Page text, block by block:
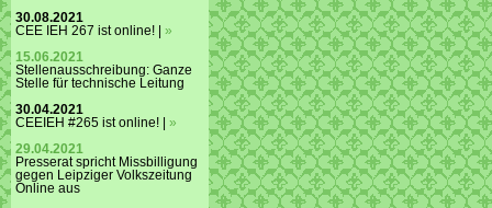
30.08.2021
CEE IEH 267 ist online! | »
15.06.2021
Stellenausschreibung: Ganze
Stelle für technische Leitung
30.04.2021
CEEIEH #265 ist online! | »
29.04.2021
Presserat spricht Missbilligung
gegen Leipziger Volkszeitung
Online aus